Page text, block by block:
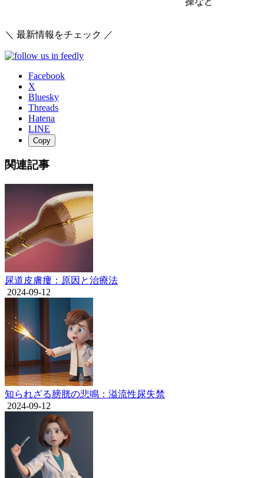
＼ 最新情報をチェック ／
Facebook
X
Bluesky
Threads
Hatena
LINE
Copy
関連記事
尿道皮膚瘻：原因と治療法
2024-09-12
知られざる膀胱の悲鳴：溢流性尿失禁
2024-09-12